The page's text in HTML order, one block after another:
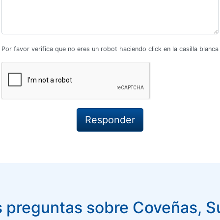
Por favor verifica que no eres un robot haciendo click en la casilla blanca
preguntas sobre Coveñas,